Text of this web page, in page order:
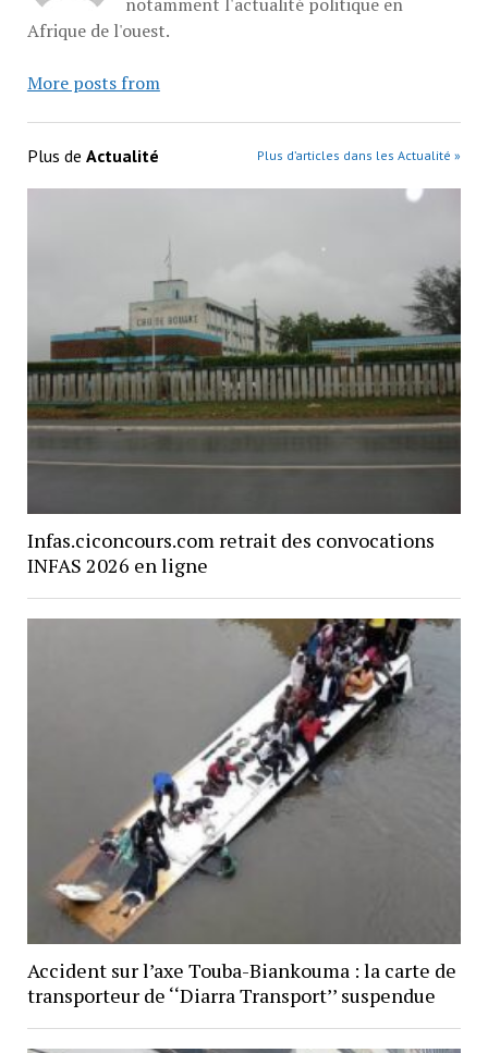
Afrique de l'ouest.
More posts from
Plus de Actualité Plus d’articles dans les Actualité »
Infas.ciconcours.com retrait des convocations
INFAS 2026 en ligne
Accident sur l’axe Touba-Biankouma : la carte de
transporteur de ‘‘Diarra Transport’’ suspendue